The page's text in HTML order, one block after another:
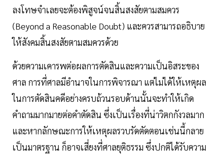
ลงโทษจำเลยจะต้องพิสูจน์จนสิ้นสงสัยตามสมควร
(Beyond a Reasonable Doubt) และควรสามารถอธิบาย
ให้สังคมสิ้นสงสัยตามสมควรด้วย
ด้วยความเคารพต่อผลการตัดสินและความเป็นอิสระของ
ศาล การที่ศาลมีอำนาจในการพิจารณา แต่ไม่ได้ให้เหตุผล
ในการตัดสินคดีอย่างครบถ้วนรอบด้านนั้นจะทำให้เกิด
คำถามมากมายต่อคำตัดสิน ซึ่งเป็นเรื่องที่น่าวิตกกังวลมาก
และหากลักษณะการให้เหตุผลรวบรัดตัดตอนเช่นนี้กลาย
เป็นมาตรฐาน ก็อาจเสี่ยงที่ศาลยุติธรรม ซึ่งปกติได้รับความ